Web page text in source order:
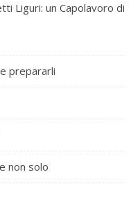
Liguri: un Capolavoro di
prepararli
non solo